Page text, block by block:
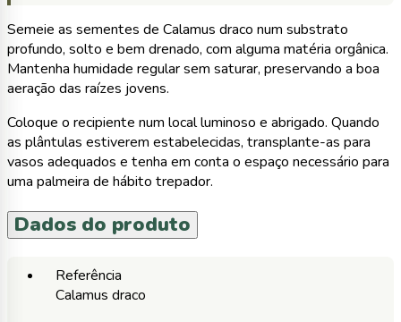
Semeie as sementes de Calamus draco num substrato
profundo, solto e bem drenado, com alguma matéria orgânica.
Mantenha humidade regular sem saturar, preservando a boa
aeração das raízes jovens.
Coloque o recipiente num local luminoso e abrigado. Quando
as plântulas estiverem estabelecidas, transplante-as para
vasos adequados e tenha em conta o espaço necessário para
uma palmeira de hábito trepador.
Dados do produto
Referência
Calamus draco